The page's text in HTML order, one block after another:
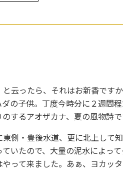
云ったら、それはお新香です
の子供。丁度今時分に２週間
するアオザカナ、夏の風物詩で
側・豊後水道、更に北上して
いたので、大量の泥水によっ
って来ました。あぁ、ヨカッ